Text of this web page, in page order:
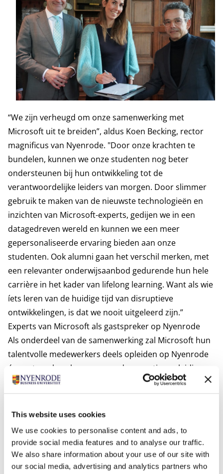
This website uses cookies
We use cookies to personalise content and ads, to
provide social media features and to analyse our traffic.
We also share information about your use of our site with
our social media, advertising and analytics partners who
“We zijn verheugd om onze samenwerking met
Microsoft uit te breiden”, aldus Koen Becking, rector
magnificus van Nyenrode. "Door onze krachten te
bundelen, kunnen we onze studenten nog beter
ondersteunen bij hun ontwikkeling tot de
verantwoordelijke leiders van morgen. Door slimmer
gebruik te maken van de nieuwste technologieën en
inzichten van Microsoft-experts, gedijen we in een
datagedreven wereld en kunnen we een meer
gepersonaliseerde ervaring bieden aan onze
studenten. Ook alumni gaan het verschil merken, met
een relevanter onderwijsaanbod gedurende hun hele
carrière in het kader van lifelong learning. Want als wie
íets leren van de huidige tijd van disruptieve
ontwikkelingen, is dat we nooit uitgeleerd zijn.”
Experts van Microsoft als gastspreker op Nyenrode
Als onderdeel van de samenwerking zal Microsoft hun
talentvolle medewerkers deels opleiden op Nyenrode
én gastsprekers leveren voor de executive opleidingen
die gericht zijn op digitale transformatie en ICT. Deze
experts zullen deelnemers inzicht geven in de laatste
ontwikkelingen in de industrie en hen voorbereiden op
Data driven student experience
“We zijn vereerd om onze expertise te delen op
Nyenrode en zo onderdeel te zijn van dit historische